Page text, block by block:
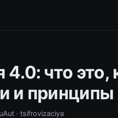
4.0: что
и принципы
· tsifrovizaciya